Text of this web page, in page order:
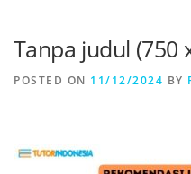
Tanpa judul (750
POSTED ON 11/12/2024 BY